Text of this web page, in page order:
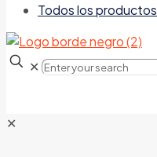
Todos los productos
✕
✕